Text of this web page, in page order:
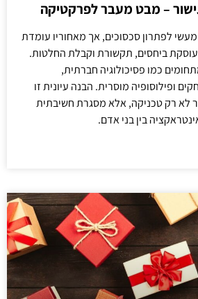
– מבט מעבר לפרקטיקה
לפתרון סכסוכים, אך מאחוריו עומדת
ביחסים, תקשורת וקבלת החלטות.
כמו פסיכולוגיה חברתית,
ופילוסופיה מוסרית. הבנה עיונית זו
לא רק טכניקה, אלא מסגרת חשיבתית
בין בני אדם.